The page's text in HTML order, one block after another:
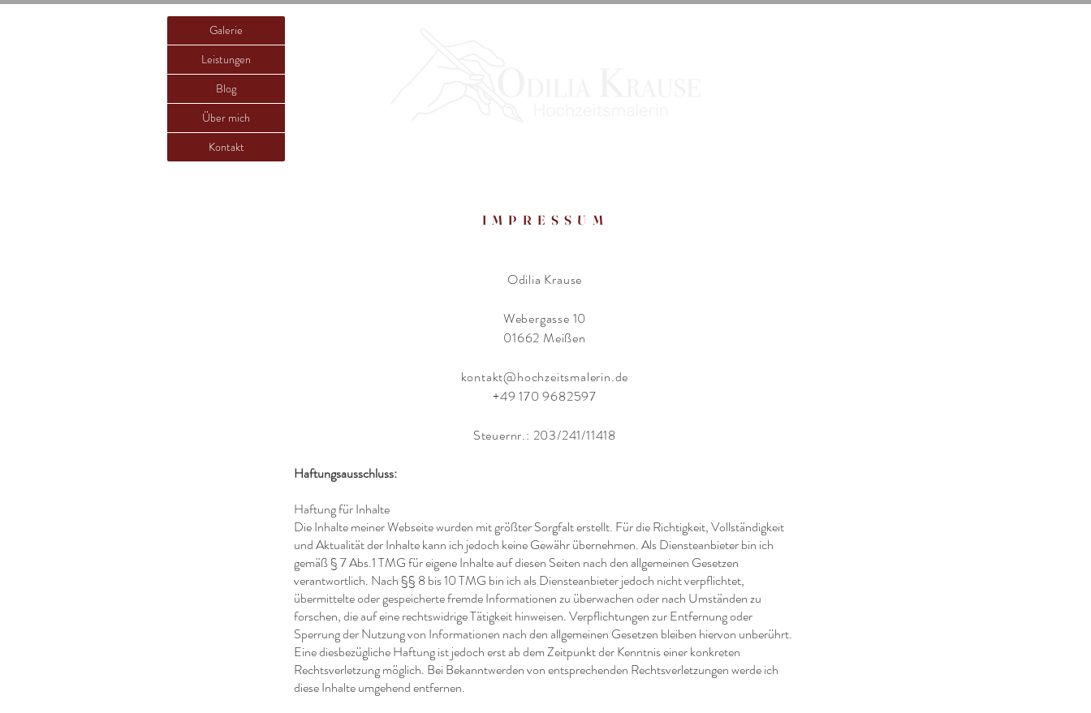
Galerie
Leistungen
Blog
Über mich
Kontakt
IMPRESSUM
Odilia Krause
Webergasse 10
01662 Meißen
kontakt@hochzeitsmalerin.de
+49 170 9682597
Steuernr.: 203/241/11418
Haftungsausschluss:
Haftung für Inhalte
Die Inhalte meiner Webseite wurden mit größter Sorgfalt erstellt. Für die Richtigkeit, Vollständigkeit
und Aktualität der Inhalte kann ich jedoch keine Gewähr übernehmen. Als Diensteanbieter bin ich
gemäß § 7 Abs.1 TMG für eigene Inhalte auf diesen Seiten nach den allgemeinen Gesetzen
verantwortlich. Nach §§ 8 bis 10 TMG bin ich als Diensteanbieter jedoch nicht verpflichtet,
übermittelte oder gespeicherte fremde Informationen zu überwachen oder nach Umständen zu
forschen, die auf eine rechtswidrige Tätigkeit hinweisen. Verpflichtungen zur Entfernung oder
Sperrung der Nutzung von Informationen nach den allgemeinen Gesetzen bleiben hiervon unberührt.
Eine diesbezügliche Haftung ist jedoch erst ab dem Zeitpunkt der Kenntnis einer konkreten
Rechtsverletzung möglich. Bei Bekanntwerden von entsprechenden Rechtsverletzungen werde ich
diese Inhalte umgehend entfernen.